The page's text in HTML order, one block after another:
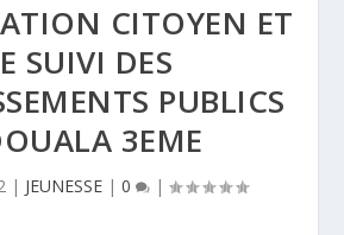
CITOYEN ET
SUIVI DES
PUBLICS
3EME
| JEUNESSE | 0 |